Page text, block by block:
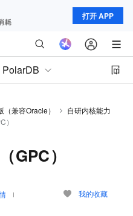
打开 APP
兼容Oracle）
自研内核能力
）
GPC）
我的收藏